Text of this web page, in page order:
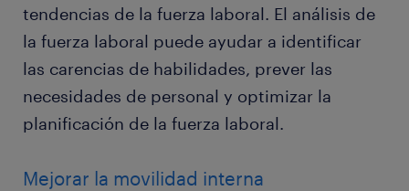
tendencias de la fuerza laboral. El análisis de
la fuerza laboral puede ayudar a identificar
las carencias de habilidades, prever las
necesidades de personal y optimizar la
planificación de la fuerza laboral.
Mejorar la movilidad interna